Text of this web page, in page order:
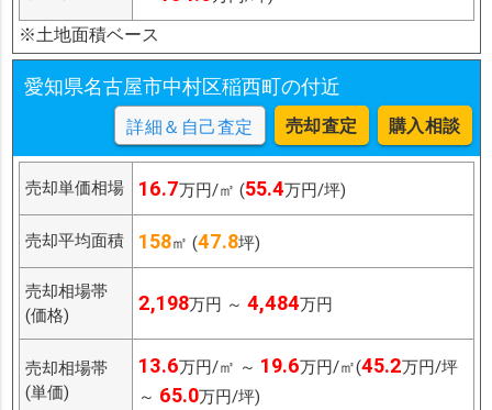
※土地面積ベース
愛知県名古屋市中村区稲西町の付近
詳細＆自己査定 売却査定 購入相談
売却単価相場 16.7万円/㎡ (55.4万円/坪)
売却平均面積 158㎡ (47.8坪)
売却相場帯
(価格)
2,198万円 ～ 4,484万円
売却相場帯
(単価)
13.6万円/㎡ ～ 19.6万円/㎡(45.2万円/坪
～ 65.0万円/坪)